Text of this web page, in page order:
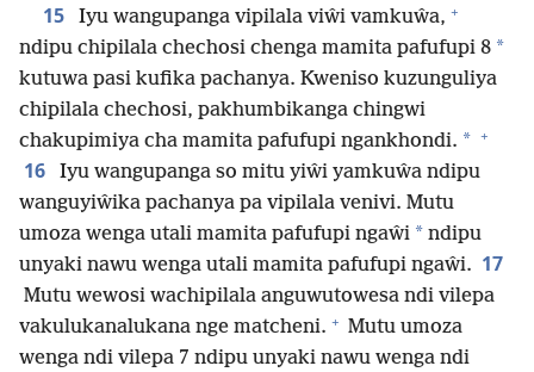
15 Iyu wangupanga vipilala viŵi vamkuŵa, +
ndipu chipilala chechosi chenga mamita pafufupi 8 *
kutuwa pasi kufika pachanya. Kweniso kuzunguliya
chipilala chechosi, pakhumbikanga chingwi
chakupimiya cha mamita pafufupi ngankhondi. * +
16
Iyu wangupanga so mitu yiŵi yamkuŵa ndipu
wanguyiŵika pachanya pa vipilala venivi. Mutu
umoza wenga utali mamita pafufupi ngaŵi * ndipu
unyaki nawu wenga utali mamita pafufupi ngaŵi. 17
Mutu wewosi wachipilala anguwutowesa ndi vilepa
vakulukanalukana nge matcheni. + Mutu umoza
wenga ndi vilepa 7 ndipu unyaki nawu wenga ndi